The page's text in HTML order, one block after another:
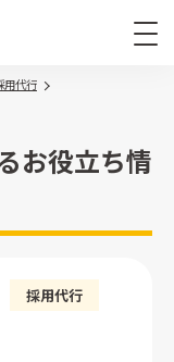
用代行
お役立ち情
採用代行